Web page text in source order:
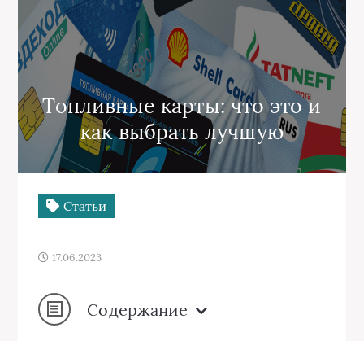
Топливные карты: что это и
как выбрать лучшую
Статьи
17.06.2023
Содержание